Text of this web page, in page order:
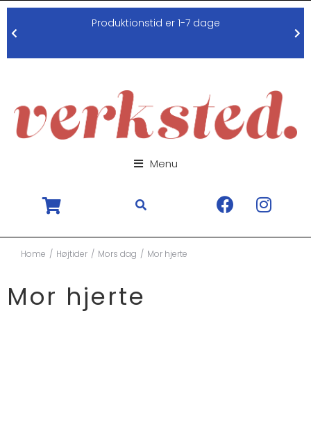
Produktionstid er 1-7 dage
Menu
You are here:
Home Højtider Mors dag Mor hjerte
Mor hjerte